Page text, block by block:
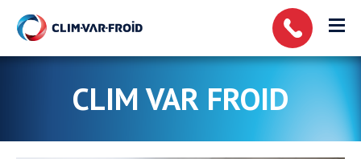
CLIM VAR FROID